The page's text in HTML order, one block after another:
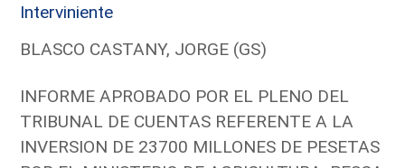
Interviniente
BLASCO CASTANY, JORGE (GS)
INFORME APROBADO POR EL PLENO DEL
TRIBUNAL DE CUENTAS REFERENTE A LA
INVERSION DE 23700 MILLONES DE PESETAS